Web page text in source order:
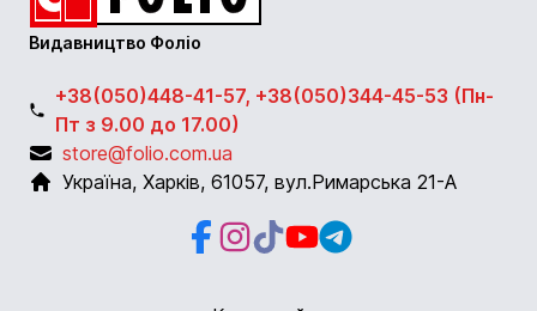
Видавництво Фоліо
+38(050)448-41-57, +38(050)344-45-53 (Пн-
Пт з 9.00 до 17.00)
store@folio.com.ua
Україна, Харків, 61057, вул.Римарська 21-А
Facebook
Instagram
Instagram
YoutubeTelegram